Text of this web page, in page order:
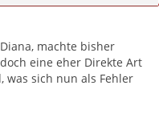
machte bisher
eine eher Direkte Art
was sich nun als Fehler
Zitieren